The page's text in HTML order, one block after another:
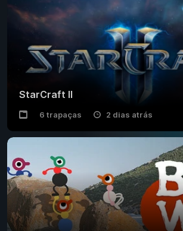
StarCraft II
6 trapaças 2 dias atrás